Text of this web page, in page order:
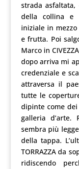
strada
della collina e
iniziale in
e frutta. Poi
Marco in
dopo arriva mi
credenziale e
attraversa il
tutte le
dipinte come
galleria
sembra più
della tappa.
TORRAZZA da
ridiscendo